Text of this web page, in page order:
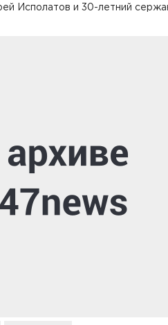
Исполатов и 30-летний